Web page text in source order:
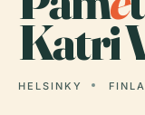
Katri
HELSINKY